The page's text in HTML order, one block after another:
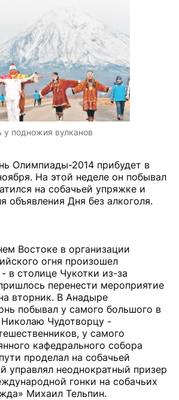
у подножия вулканов
Олимпиады-2014 прибудет в
На этой неделе он побывал
на собачьей упряжке и
объявления Дня без алкоголя.
Востоке в организации
огня произошел
в столице Чукотки из-за
перенести мероприятие
вторник. В Анадыре
побывал у самого большого в
Чудотворцу -
у самого
кафедрального собора
проделал на собачьей
управлял неоднократный призер
гонки на собачьих
Михаил Тельпин.